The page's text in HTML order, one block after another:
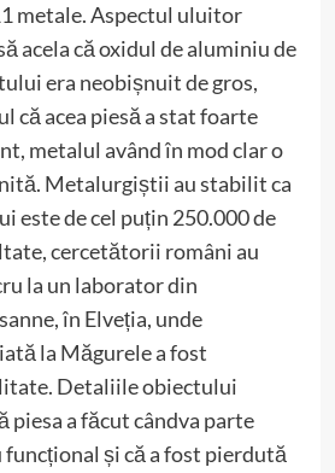
metale. Aspectul uluitor
acela că oxidul de aluminiu de
era neobișnuit de gros,
că acea piesă a stat foarte
metalul având în mod clar o
Metalurgiștii au stabilit ca
este de cel puțin 250.000 de
cercetătorii români au
la un laborator din
în Elveția, unde
la Măgurele a fost
Detaliile obiectului
piesa a făcut cândva parte
și că a fost pierdută